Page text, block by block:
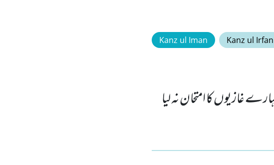
Kanz ul Iman Kanz ul Irfan
غازیوں کا امتحان نہ لیا